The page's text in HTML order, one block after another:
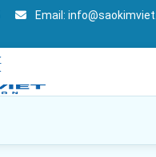
Email: